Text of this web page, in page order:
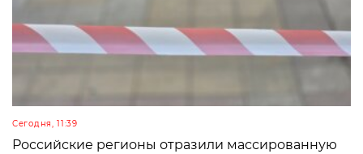
Сегодня, 11:39
Российские регионы отразили массированную